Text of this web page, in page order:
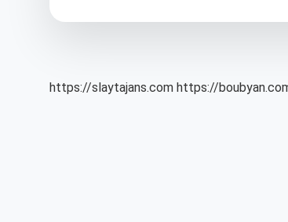
https://slaytajans.com https://